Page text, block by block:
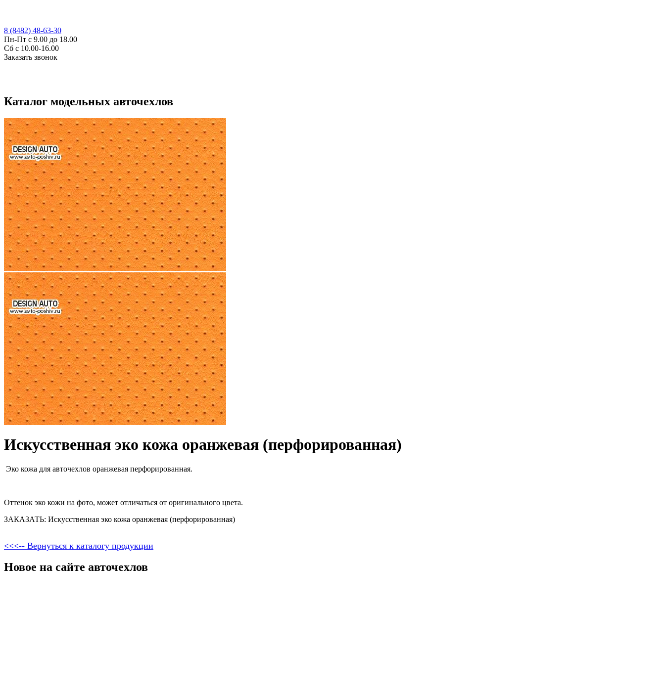
8 (8482) 48-63-30
Пн-Пт с 9.00 до 18.00
Сб с 10.00-16.00
Заказать звонок
Каталог модельных авточехлов
Искусственная эко кожа оранжевая (перфорированная)
Эко кожа для авточехлов оранжевая перфорированная.
Оттенок эко кожи на фото, может отличаться от оригинального цвета.
ЗАКАЗАТЬ: Искусственная эко кожа оранжевая (перфорированная)
<<<-- Вернуться к каталогу продукции
Новое на сайте авточехлов